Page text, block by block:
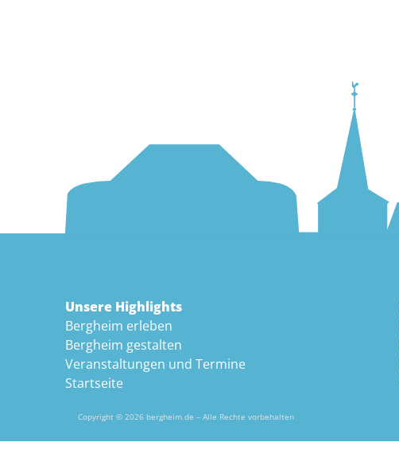
Unsere Highlights
Bergheim erleben
Bergheim gestalten
Veranstaltungen und Termine
Startseite
Copyright © 2026 bergheim.de – Alle Rechte vorbehalten